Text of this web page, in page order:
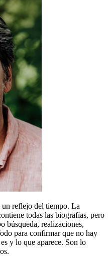
un reflejo del tiempo. La
todas las biografías, pero
búsqueda, realizaciones,
para confirmar que no hay
y lo que aparece. Son lo